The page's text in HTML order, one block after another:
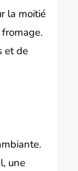
la moitié
et de
une